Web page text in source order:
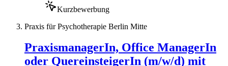
Kurzbewerbung
Praxis für Psychotherapie Berlin Mitte
PraxismanagerIn, Office ManagerIn
oder QuereinsteigerIn (m/w/d) mit